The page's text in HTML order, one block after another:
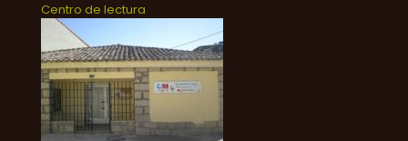
Centro de lectura